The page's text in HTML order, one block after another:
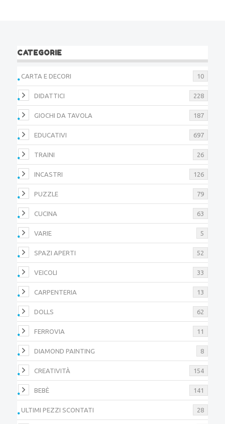
CATEGORIE
CARTA E DECORI 10
DIDATTICI 228
GIOCHI DA TAVOLA 187
EDUCATIVI 697
TRAINI 26
INCASTRI 126
PUZZLE 79
CUCINA 63
VARIE 5
SPAZI APERTI 52
VEICOLI 33
CARPENTERIA 13
DOLLS 62
FERROVIA 11
DIAMOND PAINTING 8
CREATIVITÀ 154
BEBÈ 141
ULTIMI PEZZI SCONTATI 28